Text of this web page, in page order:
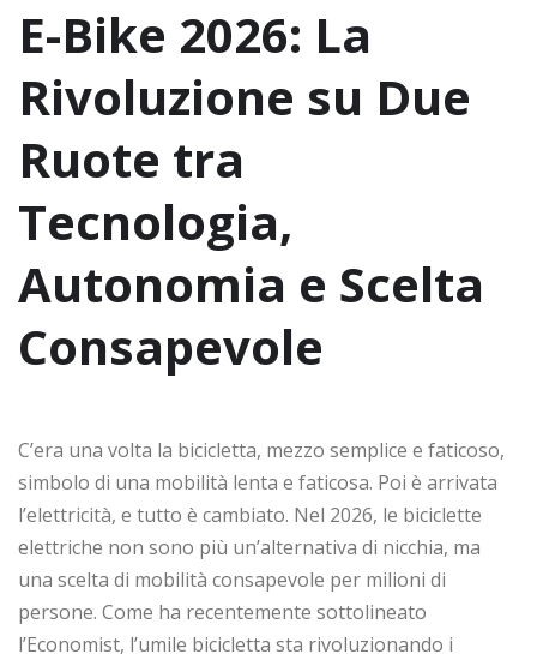
E-Bike 2026: La
Rivoluzione su Due
Ruote tra
Tecnologia,
Autonomia e Scelta
Consapevole
C’era una volta la bicicletta, mezzo semplice e faticoso,
simbolo di una mobilità lenta e faticosa. Poi è arrivata
l’elettricità, e tutto è cambiato. Nel 2026, le biciclette
elettriche non sono più un’alternativa di nicchia, ma
una scelta di mobilità consapevole per milioni di
persone. Come ha recentemente sottolineato
l’Economist, l’umile bicicletta sta rivoluzionando i